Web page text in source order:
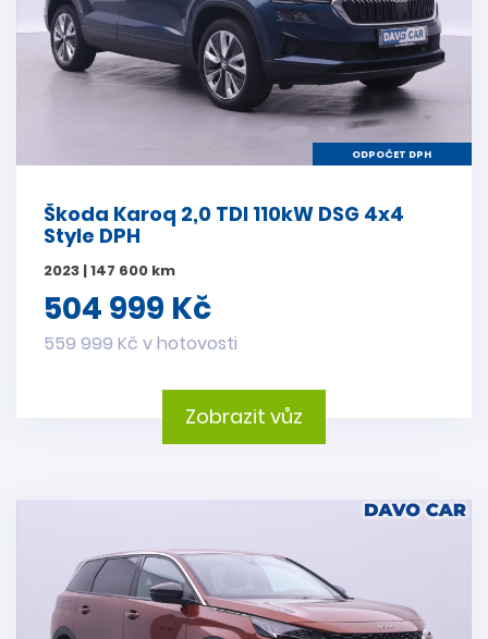
ODPOČET DPH
Škoda Karoq 2,0 TDI 110kW DSG 4x4
Style DPH
2023 | 147 600 km
504 999 Kč
559 999 Kč v hotovosti
Zobrazit vůz